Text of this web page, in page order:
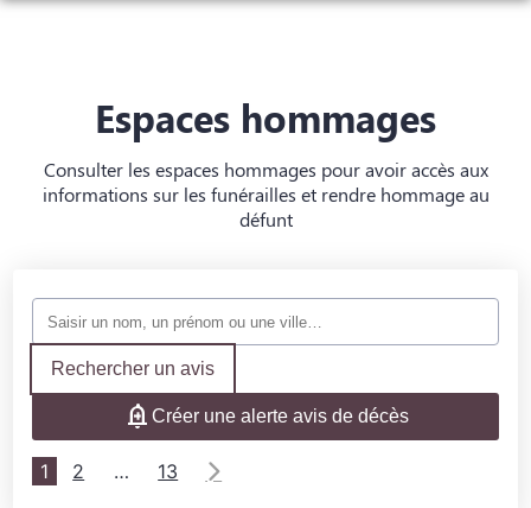
MONUMENTS FUNÉRAIRES
NOTRE CHAMBRE FUNÉRAIRE
ESPACE FAMILLE
Espaces hommages
Consulter les espaces hommages pour avoir accès aux
informations sur les funérailles et rendre hommage au
défunt
Rechercher un avis
Créer une alerte avis de décès
1 2 … 13